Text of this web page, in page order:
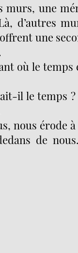
murs, une
d’autres
une
où le temps
il le temps
nous érode à
de